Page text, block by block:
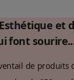
et
font
de produits